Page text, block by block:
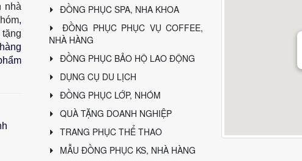
nhà
,
ĐỒNG PHỤC SPA, NHA KHOA
ĐỒNG PHỤC PHỤC VỤ COFFEE,
NHÀ HÀNG
ĐỒNG PHỤC BẢO HỘ LAO ĐỘNG
DỤNG CỤ DU LỊCH
ĐỒNG PHỤC LỚP, NHÓM
QUÀ TẶNG DOANH NGHIỆP
TRANG PHỤC THỂ THAO
MẪU ĐỒNG PHỤC KS, NHÀ HÀNG